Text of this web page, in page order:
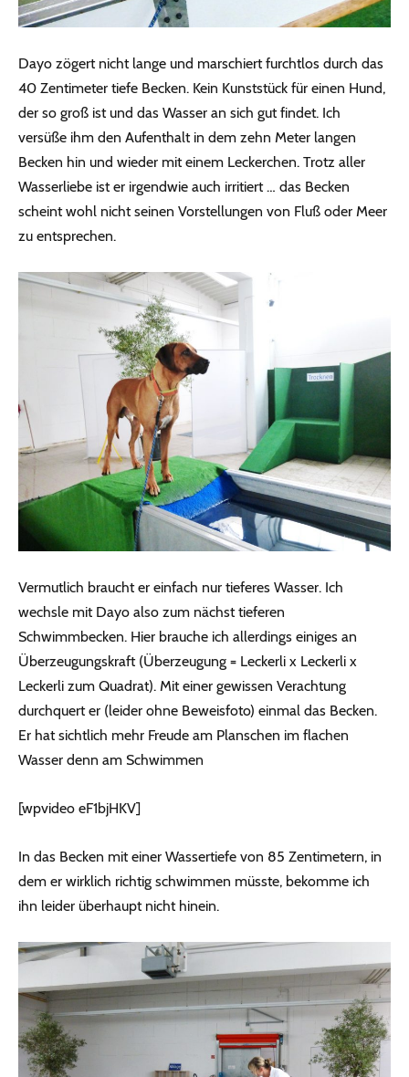
Dayo zögert nicht lange und marschiert furchtlos durch das
40 Zentimeter tiefe Becken. Kein Kunststück für einen Hund,
der so groß ist und das Wasser an sich gut findet. Ich
versüße ihm den Aufenthalt in dem zehn Meter langen
Becken hin und wieder mit einem Leckerchen. Trotz aller
Wasserliebe ist er irgendwie auch irritiert … das Becken
scheint wohl nicht seinen Vorstellungen von Fluß oder Meer
zu entsprechen.
Vermutlich braucht er einfach nur tieferes Wasser. Ich
wechsle mit Dayo also zum nächst tieferen
Schwimmbecken. Hier brauche ich allerdings einiges an
Überzeugungskraft (Überzeugung = Leckerli x Leckerli x
Leckerli zum Quadrat). Mit einer gewissen Verachtung
durchquert er (leider ohne Beweisfoto) einmal das Becken.
Er hat sichtlich mehr Freude am Planschen im flachen
Wasser denn am Schwimmen
[wpvideo eF1bjHKV]
In das Becken mit einer Wassertiefe von 85 Zentimetern, in
dem er wirklich richtig schwimmen müsste, bekomme ich
ihn leider überhaupt nicht hinein.